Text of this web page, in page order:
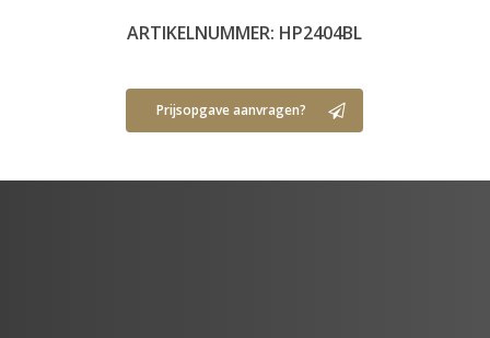
ARTIKELNUMMER: HP2404BL
Prijsopgave aanvragen?